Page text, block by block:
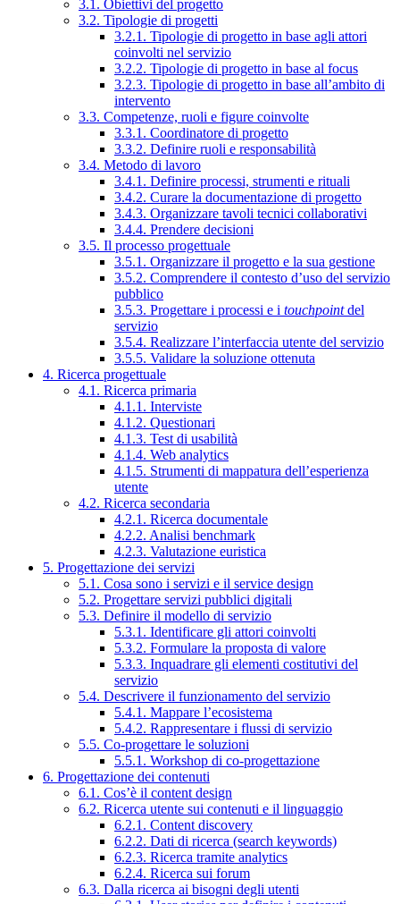
3.1. Obiettivi del progetto
3.2. Tipologie di progetti
3.2.1. Tipologie di progetto in base agli attori
coinvolti nel servizio
3.2.2. Tipologie di progetto in base al focus
3.2.3. Tipologie di progetto in base all’ambito di
intervento
3.3. Competenze, ruoli e figure coinvolte
3.3.1. Coordinatore di progetto
3.3.2. Definire ruoli e responsabilità
3.4. Metodo di lavoro
3.4.1. Definire processi, strumenti e rituali
3.4.2. Curare la documentazione di progetto
3.4.3. Organizzare tavoli tecnici collaborativi
3.4.4. Prendere decisioni
3.5. Il processo progettuale
3.5.1. Organizzare il progetto e la sua gestione
3.5.2. Comprendere il contesto d’uso del servizio
pubblico
3.5.3. Progettare i processi e i touchpointdel
servizio
3.5.4. Realizzare l’interfaccia utente del servizio
3.5.5. Validare la soluzione ottenuta
4. Ricerca progettuale
4.1. Ricerca primaria
4.1.1. Interviste
4.1.2. Questionari
4.1.3. Test di usabilità
4.1.4. Web analytics
4.1.5. Strumenti di mappatura dell’esperienza
utente
4.2. Ricerca secondaria
4.2.1. Ricerca documentale
4.2.2. Analisi benchmark
4.2.3. Valutazione euristica
5. Progettazione dei servizi
5.1. Cosa sono i servizi e il service design
5.2. Progettare servizi pubblici digitali
5.3. Definire il modello di servizio
5.3.1. Identificare gli attori coinvolti
5.3.2. Formulare la proposta di valore
5.3.3. Inquadrare gli elementi costitutivi del
servizio
5.4. Descrivere il funzionamento del servizio
5.4.1. Mappare l’ecosistema
5.4.2. Rappresentare i flussi di servizio
5.5. Co-progettare le soluzioni
5.5.1. Workshop di co-progettazione
6. Progettazione dei contenuti
6.1. Cos’è il content design
6.2. Ricerca utente sui contenuti e il linguaggio
6.2.1. Content discovery
6.2.2. Dati di ricerca (search keywords)
6.2.3. Ricerca tramite analytics
6.2.4. Ricerca sui forum
6.3. Dalla ricerca ai bisogni degli utenti